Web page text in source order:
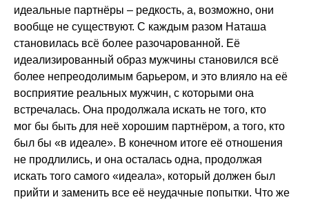
идеальные партнёры – редкость, а, возможно, они
вообще не существуют. С каждым разом Наташа
становилась всё более разочарованной. Её
идеализированный образ мужчины становился всё
более непреодолимым барьером, и это влияло на её
восприятие реальных мужчин, с которыми она
встречалась. Она продолжала искать не того, кто
мог бы быть для неё хорошим партнёром, а того, кто
был бы «в идеале». В конечном итоге её отношения
не продлились, и она осталась одна, продолжая
искать того самого «идеала», который должен был
прийти и заменить все её неудачные попытки. Что же